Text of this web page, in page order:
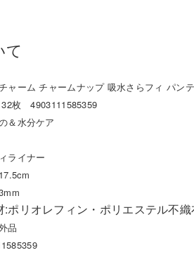
て
ャーム チャームナップ 吸水さらフィ パン
32枚 4903111585359
＆水分ケア
ライナー
:ポリオレフィン・ポリエステル不
品